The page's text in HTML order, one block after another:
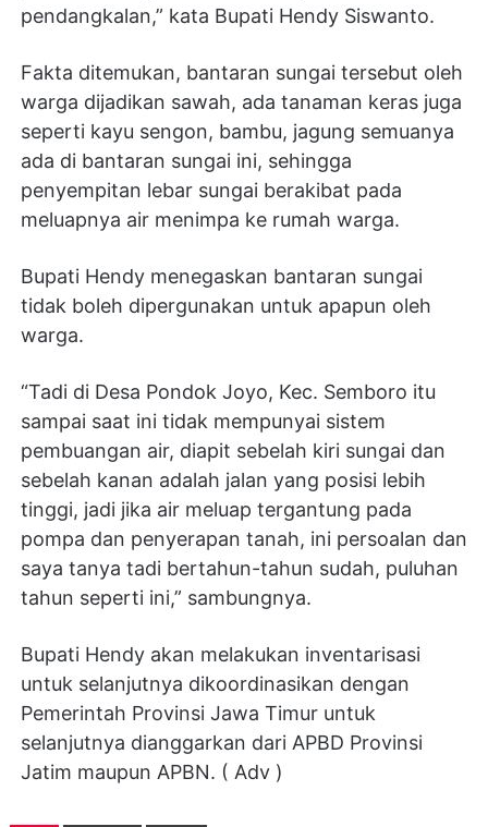
pendangkalan,” kata Bupati Hendy Siswanto.
Fakta ditemukan, bantaran sungai tersebut oleh
warga dijadikan sawah, ada tanaman keras juga
seperti kayu sengon, bambu, jagung semuanya
ada di bantaran sungai ini, sehingga
penyempitan lebar sungai berakibat pada
meluapnya air menimpa ke rumah warga.
Bupati Hendy menegaskan bantaran sungai
tidak boleh dipergunakan untuk apapun oleh
warga.
“Tadi di Desa Pondok Joyo, Kec. Semboro itu
sampai saat ini tidak mempunyai sistem
pembuangan air, diapit sebelah kiri sungai dan
sebelah kanan adalah jalan yang posisi lebih
tinggi, jadi jika air meluap tergantung pada
pompa dan penyerapan tanah, ini persoalan dan
saya tanya tadi bertahun-tahun sudah, puluhan
tahun seperti ini,” sambungnya.
Bupati Hendy akan melakukan inventarisasi
untuk selanjutnya dikoordinasikan dengan
Pemerintah Provinsi Jawa Timur untuk
selanjutnya dianggarkan dari APBD Provinsi
Jatim maupun APBN. ( Adv )